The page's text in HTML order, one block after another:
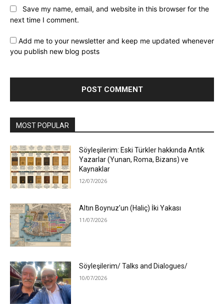
Save my name, email, and website in this browser for the
next time I comment.
Add me to your newsletter and keep me updated whenever
you publish new blog posts
MOST POPULAR
Söyleşilerim: Eski Türkler hakkında Antik
Yazarlar (Yunan, Roma, Bizans) ve
Kaynaklar
12/07/2026
Altın Boynuz’un (Haliç) İki Yakası
11/07/2026
Söyleşilerim/ Talks and Dialogues/
10/07/2026